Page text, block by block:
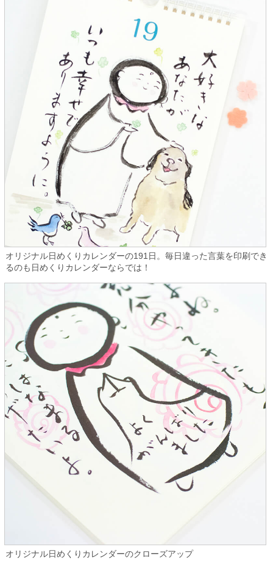
オリジナル日めくりカレンダーの191日。毎日違った言葉を印刷でき
るのも日めくりカレンダーならでは！
オリジナル日めくりカレンダーのクローズアップ